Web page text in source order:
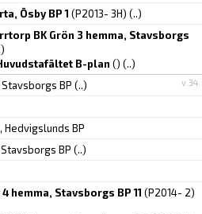
Ösby BP 1 (P2013- 3H) (..)
BK Grön 3 hemma, Stavsborgs
B-plan () (..)
v.34
BP (..)
Hedvigslunds BP
BP (..)
hemma, Stavsborgs BP 11 (P2014- 2)